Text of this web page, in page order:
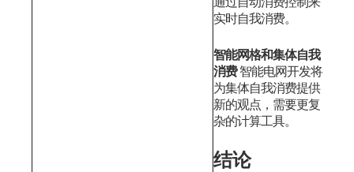
实时自我消费。
智能网格和集体自我
消费智能电网开发将
为集体自我消费提供
新的观点，需要更复
杂的计算工具。
结论